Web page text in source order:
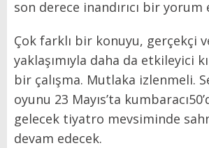
son derece inandırıcı bir yorum
Çok farklı bir konuyu, gerçekçi
yaklaşımıyla daha da etkileyici
bir çalışma. Mutlaka izlenmeli.
oyunu 23 Mayıs’ta
gelecek tiyatro mevsiminde
devam edecek.